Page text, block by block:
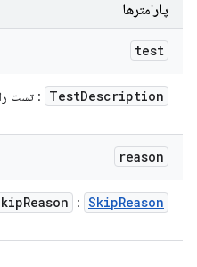
پارامترها
test
TestDescription : تست
reason
Reason : SkipReason